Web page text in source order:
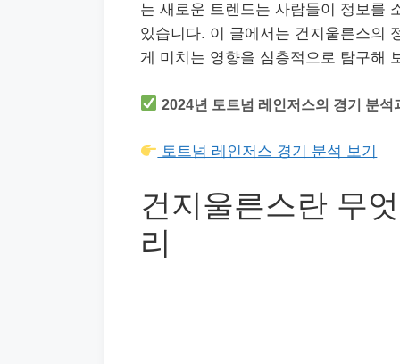
는 새로운 트렌드는 사람들이 정보를
있습니다. 이 글에서는 건지울른스의
게 미치는 영향을 심층적으로 탐구해
2024년 토트넘 레인저스의 경기 분석
토트넘 레인저스 경기 분석 보기
건지울른스란 무
리